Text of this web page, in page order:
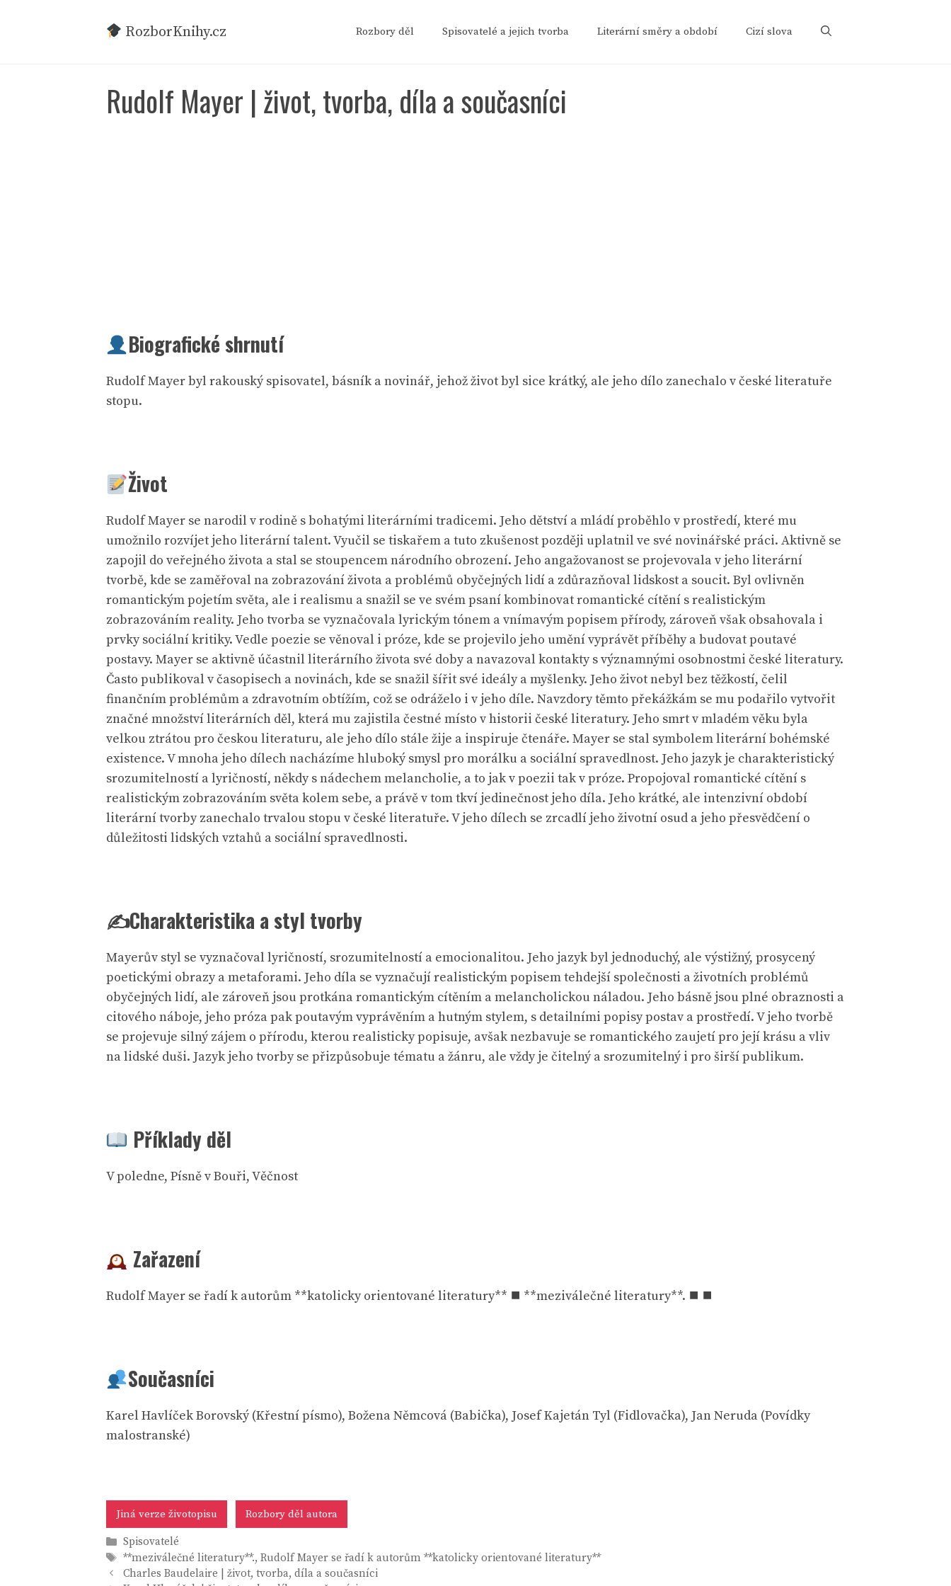
RozborKnihy.cz Rozbory děl Spisovatelé a jejich tvorba Literární směry a období Cizí slova
Rudolf Mayer | život, tvorba, díla a současníci
Biografické shrnutí
Rudolf Mayer byl rakouský spisovatel, básník a novinář, jehož život byl sice krátký, ale jeho dílo zanechalo v české literatuře
stopu.
Život
Rudolf Mayer se narodil v rodině s bohatými literárními tradicemi. Jeho dětství a mládí proběhlo v prostředí, které mu
umožnilo rozvíjet jeho literární talent. Vyučil se tiskařem a tuto zkušenost později uplatnil ve své novinářské práci. Aktivně se
zapojil do veřejného života a stal se stoupencem národního obrození. Jeho angažovanost se projevovala v jeho literární
tvorbě, kde se zaměřoval na zobrazování života a problémů obyčejných lidí a zdůrazňoval lidskost a soucit. Byl ovlivněn
romantickým pojetím světa, ale i realismu a snažil se ve svém psaní kombinovat romantické cítění s realistickým
zobrazováním reality. Jeho tvorba se vyznačovala lyrickým tónem a vnímavým popisem přírody, zároveň však obsahovala i
prvky sociální kritiky. Vedle poezie se věnoval i próze, kde se projevilo jeho umění vyprávět příběhy a budovat poutavé
postavy. Mayer se aktivně účastnil literárního života své doby a navazoval kontakty s významnými osobnostmi české literatury.
Často publikoval v časopisech a novinách, kde se snažil šířit své ideály a myšlenky. Jeho život nebyl bez těžkostí, čelil
finančním problémům a zdravotním obtížím, což se odráželo i v jeho díle. Navzdory těmto překážkám se mu podařilo vytvořit
značné množství literárních děl, která mu zajistila čestné místo v historii české literatury. Jeho smrt v mladém věku byla
velkou ztrátou pro českou literaturu, ale jeho dílo stále žije a inspiruje čtenáře. Mayer se stal symbolem literární bohémské
existence. V mnoha jeho dílech nacházíme hluboký smysl pro morálku a sociální spravedlnost. Jeho jazyk je charakteristický
srozumitelností a lyričností, někdy s nádechem melancholie, a to jak v poezii tak v próze. Propojoval romantické cítění s
realistickým zobrazováním světa kolem sebe, a právě v tom tkví jedinečnost jeho díla. Jeho krátké, ale intenzivní období
literární tvorby zanechalo trvalou stopu v české literatuře. V jeho dílech se zrcadlí jeho životní osud a jeho přesvědčení o
důležitosti lidských vztahů a sociální spravedlnosti.
✍️Charakteristika a styl tvorby
Mayerův styl se vyznačoval lyričností, srozumitelností a emocionalitou. Jeho jazyk byl jednoduchý, ale výstižný, prosycený
poetickými obrazy a metaforami. Jeho díla se vyznačují realistickým popisem tehdejší společnosti a životních problémů
obyčejných lidí, ale zároveň jsou protkána romantickým cítěním a melancholickou náladou. Jeho básně jsou plné obraznosti a
citového náboje, jeho próza pak poutavým vyprávěním a hutným stylem, s detailními popisy postav a prostředí. V jeho tvorbě
se projevuje silný zájem o přírodu, kterou realisticky popisuje, avšak nezbavuje se romantického zaujetí pro její krásu a vliv
na lidské duši. Jazyk jeho tvorby se přizpůsobuje tématu a žánru, ale vždy je čitelný a srozumitelný i pro širší publikum.
Příklady děl
V poledne, Písně v Bouři, Věčnost
Zařazení
Rudolf Mayer se řadí k autorům **katolicky orientované literatury** ⯀ **meziválečné literatury**. ⯀ ⯀
Současníci
Karel Havlíček Borovský (Křestní písmo), Božena Němcová (Babička), Josef Kajetán Tyl (Fidlovačka), Jan Neruda (Povídky
malostranské)
Jiná verze životopisu Rozbory děl autora
Rubriky
Spisovatelé
Štítky
**meziválečné literatury**., Rudolf Mayer se řadí k autorům **katolicky orientované literatury**
Charles Baudelaire | život, tvorba, díla a současníci